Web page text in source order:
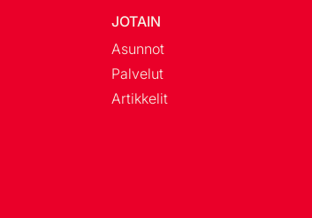
JOTAIN
Asunnot
Palvelut
Artikkelit